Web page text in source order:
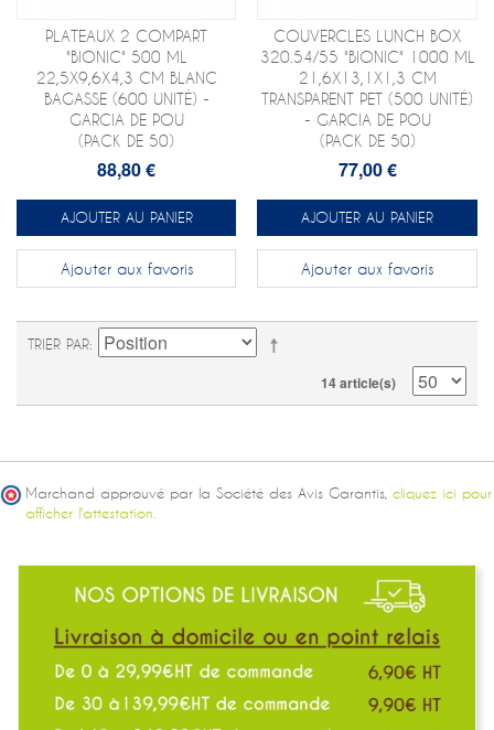
PLATEAUX 2 COMPART
"BIONIC" 500 ML
22,5X9,6X4,3 CM BLANC
BAGASSE (600 UNITÉ) -
GARCIA DE POU
(PACK DE 50)
88,80 €
AJOUTER AU PANIER
Ajouter aux favoris
COUVERCLES LUNCH BOX
320.54/55 "BIONIC" 1000 ML
21,6X13,1X1,3 CM
TRANSPARENT PET (500 UNITÉ)
- GARCIA DE POU
(PACK DE 50)
77,00 €
AJOUTER AU PANIER
Ajouter aux favoris
TRIER PAR
14 article(s)
Marchand approuvé par la Société des Avis Garantis, cliquez ici pour
afficher l'attestation.